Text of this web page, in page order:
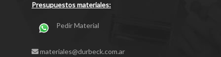
Presupuestos materiales:
Pedir Material
materiales@durbeck.com.ar